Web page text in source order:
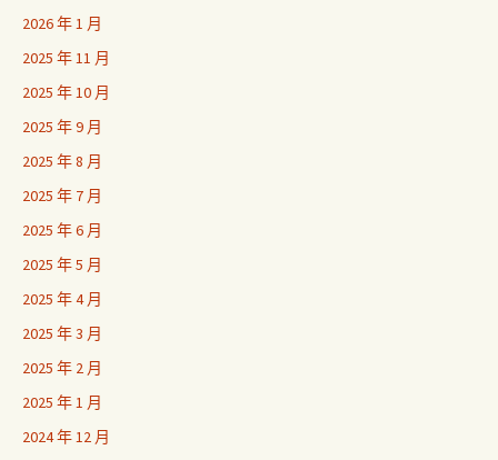
2026 年 1 月
2025 年 11 月
2025 年 10 月
2025 年 9 月
2025 年 8 月
2025 年 7 月
2025 年 6 月
2025 年 5 月
2025 年 4 月
2025 年 3 月
2025 年 2 月
2025 年 1 月
2024 年 12 月